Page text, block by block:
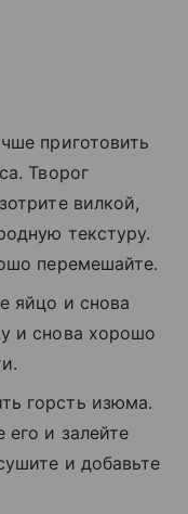
приготовить
Творог
вилкой,
текстуру.
перемешайте.
яйцо и снова
и снова хорошо
горсть изюма.
его и залейте
и добавьте